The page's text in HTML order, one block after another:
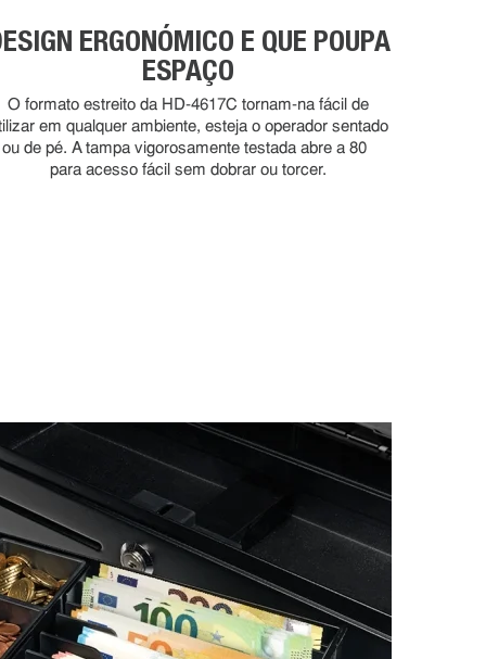
ERGONÓMICO E QUE POUPA
ESPAÇO
O formato estreito da HD-4617C tornam-na fácil de
em qualquer ambiente, esteja o operador sentado
ou de pé. A tampa vigorosamente testada abre a 80°
para acesso fácil sem dobrar ou torcer.